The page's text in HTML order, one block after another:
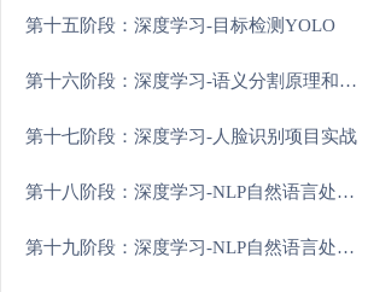
第十五阶段：深度学习-目标检测YOLO
第十六阶段：深度学习-语义分割原理和实战
第十七阶段：深度学习-人脸识别项目实战
第十八阶段：深度学习-NLP自然语言处理原理和进阶
第十九阶段：深度学习-NLP自然语言处理大模型实战